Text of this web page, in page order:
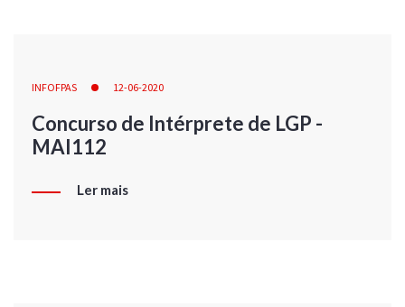
INFOFPAS 12-06-2020
Concurso de Intérprete de LGP -
MAI112
Ler mais